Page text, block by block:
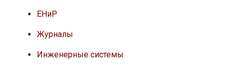
ЕНиР
Журналы
Инженерные системы